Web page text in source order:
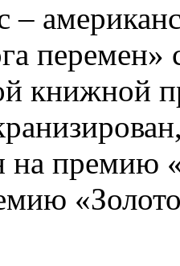
–
перемен»
книжной
на премию